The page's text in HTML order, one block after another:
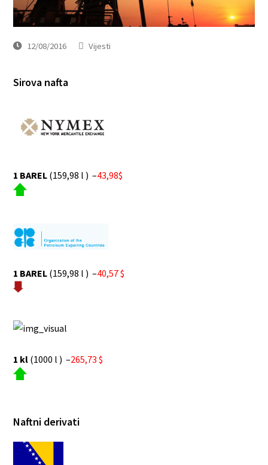
12/08/2016 Vijesti
Sirova nafta
1 BAREL (159,98 l ) –43,98$
1 BAREL (159,98 l ) –40,57 $
1 kl (1000 l ) –265,73 $
Naftni derivati